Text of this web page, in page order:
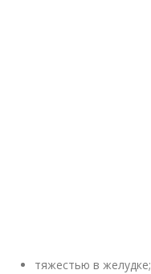
тяжестью в желудке;